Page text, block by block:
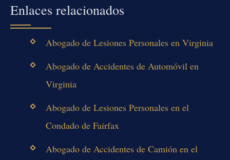
Enlaces relacionados
Abogado de Lesiones Personales en Virginia
Abogado de Accidentes de Automóvil en
Virginia
Abogado de Lesiones Personales en el
Condado de Fairfax
Abogado de Accidentes de Camión en el